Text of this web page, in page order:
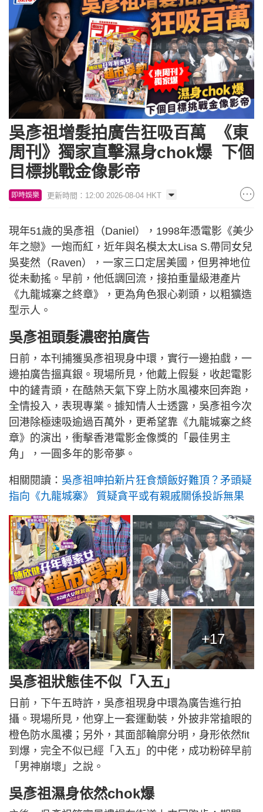
吳彥祖增髮拍廣告狂吸百萬 《東
周刊》獨家直擊濕身chok爆 下個
目標挑戰金像影帝
即時娛樂 更新時間：12:00 2026-08-04 HKT
現年51歲的吳彥祖（Daniel），1998年憑電影《美少
年之戀》一炮而紅，近年與名模太太Lisa S.帶同女兒
吳斐然（Raven），一家三口定居美國，但男神地位
從未動搖。早前，他低調回流，接拍重量級港產片
《九龍城寨之終章》，更為角色狠心剃頭，以粗獷造
型示人。
吳彥祖頭髮濃密拍廣告
日前，本刊捕獲吳彥祖現身中環，實行一邊拍戲，一
邊拍廣告搵真銀。現場所見，他戴上假髮，收起電影
中的鏟青頭，在酷熱天氣下穿上防水風褸來回奔跑，
全情投入，表現專業。據知情人士透露，吳彥祖今次
回港除極速吸逾過百萬外，更希望靠《九龍城寨之終
章》的演出，衝擊香港電影金像獎的「最佳男主
角」，一圓多年的影帝夢。
相關閱讀： 吳彥祖呻拍新片狂食頹飯好難頂？矛頭疑
指向《九龍城寨》 質疑貪平或有親戚關係投訴無果
+17
吳彥祖狀態佳不似「入五」
日前，下午五時許，吳彥祖現身中環為廣告進行拍
攝。現場所見，他穿上一套運動裝，外披非常搶眼的
橙色防水風褸；另外，其面部輪廓分明，身形依然fit
到爆，完全不似已經「入五」的中佬，成功粉碎早前
「男神崩壞」之說。
吳彥祖濕身依然chok爆